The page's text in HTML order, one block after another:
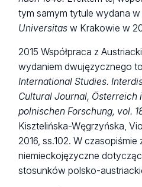
tym samym tytule wydana
Universitasw Krakowie w
2015 Współpraca z
wydaniem dwujęzycznego
International Studies.
Cultural Journal, Österreich
polnischen Forschung, vol.
Kisztelińska-Węgrzyńska,
2016, ss.102. W czasopiśmie
niemieckojęzyczne
stosunków polsko-